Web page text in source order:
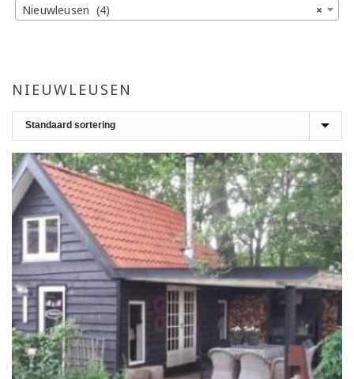
NIEUWLEUSEN
×
Nieuwleusen (4)